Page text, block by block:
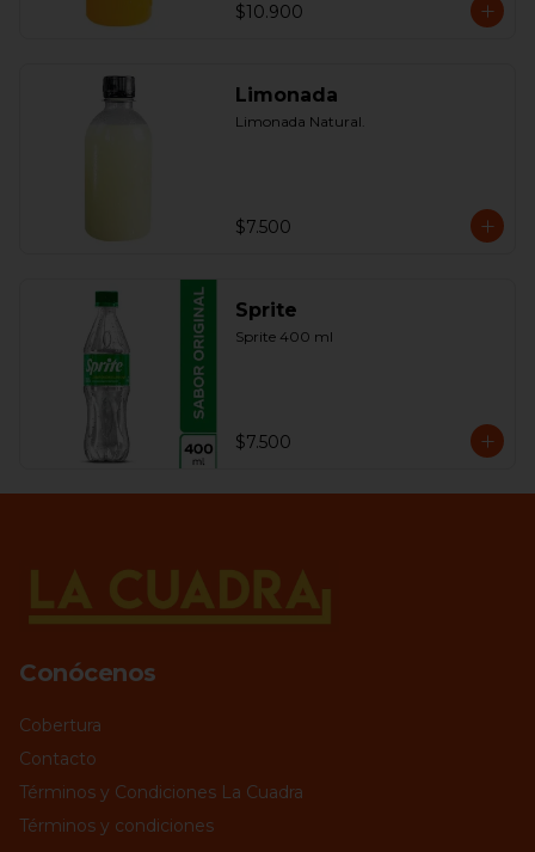
$10.900
Limonada
Limonada Natural.
$7.500
Sprite
Sprite 400 ml
$7.500
Conócenos
Cobertura
Contacto
Términos y Condiciones La Cuadra
Términos y condiciones